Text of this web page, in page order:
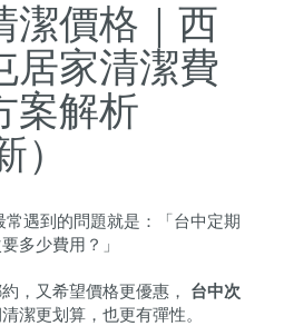
潔價格｜西
居家清潔費
案解析
）
遇到的問題就是：「台中定期
多少費用？」
，又希望價格更優惠， 台中次
潔更划算，也更有彈性。